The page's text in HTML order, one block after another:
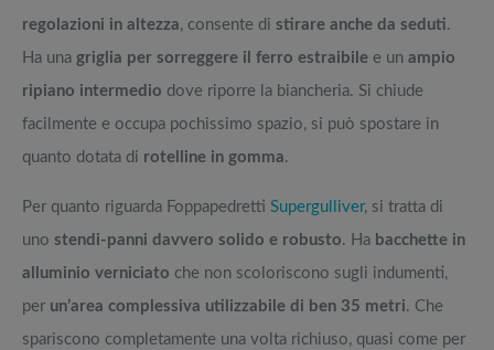
regolazioni in altezza, consente di stirare anche da seduti.
Ha una griglia per sorreggere il ferro estraibile e un ampio
ripiano intermedio dove riporre la biancheria. Si chiude
facilmente e occupa pochissimo spazio, si può spostare in
quanto dotata di rotelline in gomma.
Per quanto riguarda Foppapedretti Supergulliver, si tratta di
uno stendi-panni davvero solido e robusto. Ha bacchette in
alluminio verniciato che non scoloriscono sugli indumenti,
per un’area complessiva utilizzabile di ben 35 metri. Che
spariscono completamente una volta richiuso, quasi come per